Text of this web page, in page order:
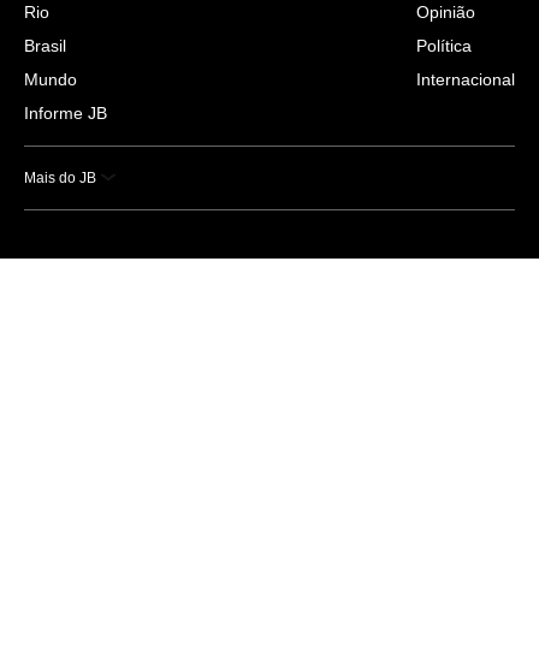
Rio
Brasil
Mundo
Informe JB
Opinião
Política
Internacional
Mais do JB
Esportes